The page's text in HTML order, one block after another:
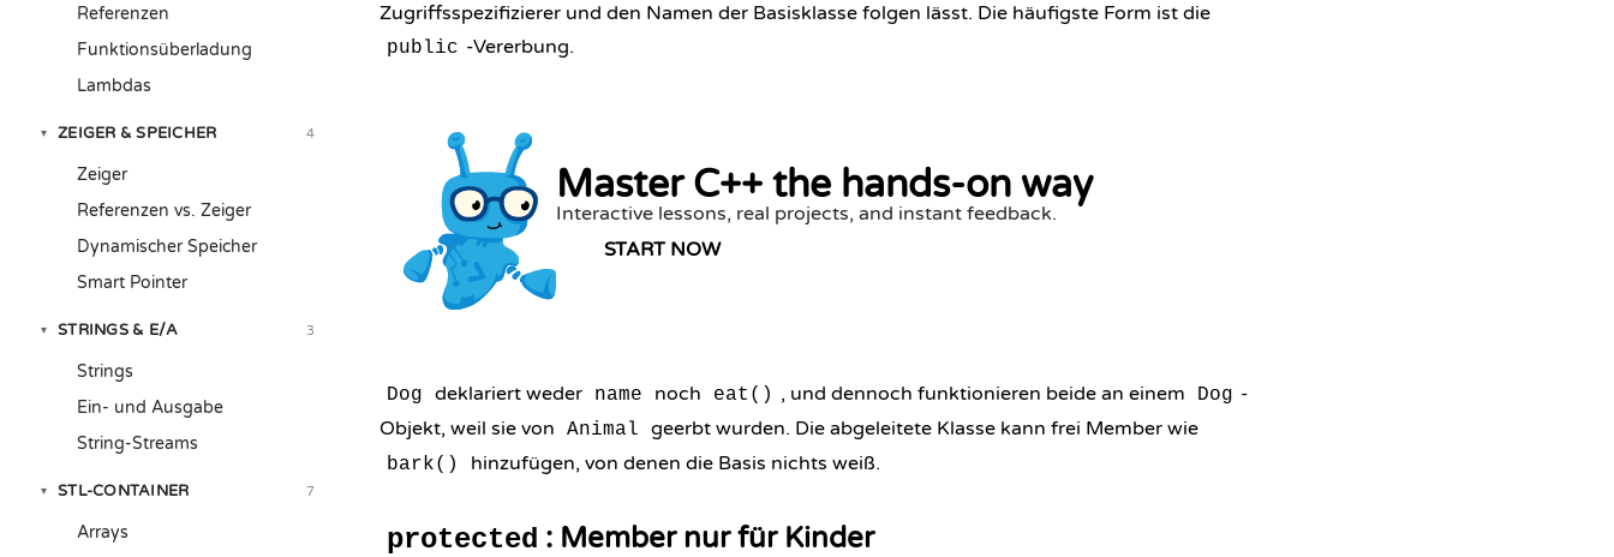
Referenzen
Funktionsüberladung
Lambdas
▾ ZEIGER & SPEICHER 4
Zeiger
Referenzen vs. Zeiger
Dynamischer Speicher
Smart Pointer
▾ STRINGS & E/A 3
Strings
Ein- und Ausgabe
String-Streams
▾ STL-CONTAINER 7
Arrays
Zugriffsspezifizierer und den Namen der Basisklasse folgen lässt. Die häufigste Form ist die
public -Vererbung.
Master C++ the hands-on way
Interactive lessons, real projects, and instant feedback.
START NOW
Dog deklariert weder name noch eat() , und dennoch funktionieren beide an einem Dog -
Objekt, weil sie von
Animal geerbt wurden. Die abgeleitete Klasse kann frei Member wie
bark() hinzufügen, von denen die Basis nichts weiß.
protected : Member nur für Kinder